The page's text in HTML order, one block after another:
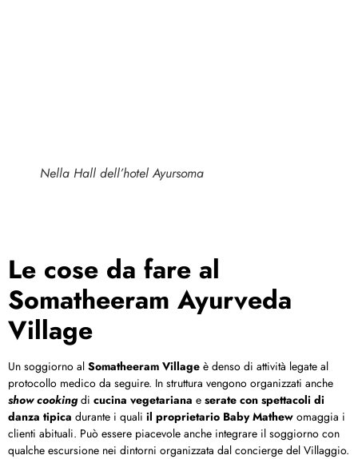
Nella Hall dell’hotel Ayursoma
Le cose da fare al
Somatheeram Ayurveda
Village
Un soggiorno al Somatheeram Village è denso di attività legate al
protocollo medico da seguire. In struttura vengono organizzati anche
show cooking di cucina vegetariana e serate con spettacoli di
danza tipica durante i quali il proprietario Baby Mathew omaggia i
clienti abituali. Può essere piacevole anche integrare il soggiorno con
qualche escursione nei dintorni organizzata dal concierge del Villaggio.